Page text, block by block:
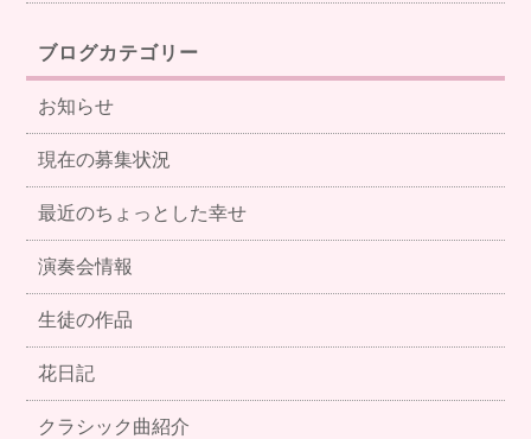
ブログカテゴリー
お知らせ
現在の募集状況
最近のちょっとした幸せ
演奏会情報
生徒の作品
花日記
クラシック曲紹介